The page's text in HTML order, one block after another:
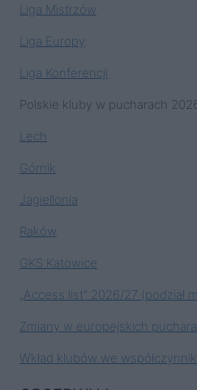
Liga Mistrzów
Liga Europy
Liga Konferencji
Polskie kluby w pucharach
Lech
Górnik
Jagiellonia
Raków
GKS Katowice
„Access list” 2026/27 (podział
Zmiany w europejskich
Wkład klubów we